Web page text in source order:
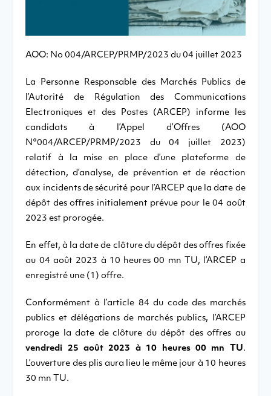
AOO: No 004/ARCEP/PRMP/2023 du 04 juillet 2023
La Personne Responsable des Marchés Publics de
l’Autorité de Régulation des Communications
Electroniques et des Postes (ARCEP) informe les
candidats à l’Appel d’Offres (AOO
N°004/ARCEP/PRMP/2023 du 04 juillet 2023)
relatif à la mise en place d’une plateforme de
détection, d’analyse, de prévention et de réaction
aux incidents de sécurité pour l’ARCEP que la date de
dépôt des offres initialement prévue pour le 04 août
2023 est prorogée.
En effet, à la date de clôture du dépôt des offres fixée
au 04 août 2023 à 10 heures 00 mn TU, l’ARCEP a
enregistré une (1) offre.
Conformément à l’article 84 du code des marchés
publics et délégations de marchés publics, l’ARCEP
proroge la date de clôture du dépôt des offres au
vendredi 25 août 2023 à 10 heures 00 mn TU.
L’ouverture des plis aura lieu le même jour à 10 heures
30 mn TU.